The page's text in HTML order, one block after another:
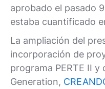
aprobado el pasado
estaba cuantificado
La ampliación del
incorporación de
programa PERTE II
Generation,